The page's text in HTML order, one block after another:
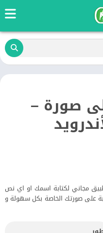
صورة –
مجاني لكتابة اسمك او اي نص
على صورتك الخاصة بكل سهولة و